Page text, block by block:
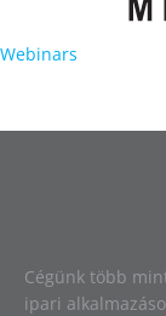
Webinars
Cégünk több
ipari